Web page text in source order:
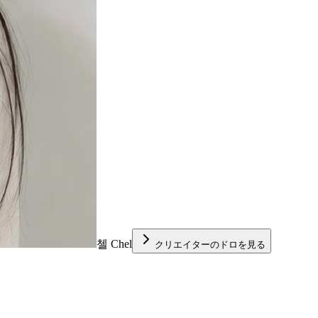
첼 Chel クリエイターのドロを見る